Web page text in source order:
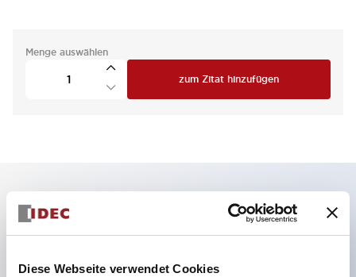
Diese Webseite verwendet Cookies
Menge auswählen
zum Zitat hinzufügen
Hauptmerkmale